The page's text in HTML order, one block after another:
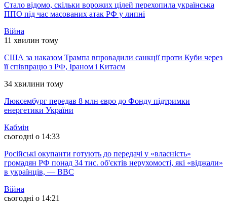
Стало відомо, скільки ворожих цілей перехопила українська
ППО під час масованих атак РФ у липні
Війна
11 хвилин тому
США за наказом Трампа впровадили санкції проти Куби через
її співпрацю з РФ, Іраном і Китаєм
34 хвилини тому
Люксембург передав 8 млн євро до Фонду підтримки
енергетики України
Кабмін
сьогодні о 14:33
Російські окупанти готують до передачі у «власність»
громадян РФ понад 34 тис. об'єктів нерухомості, які «віджали»
в українців, — ВВС
Війна
сьогодні о 14:21